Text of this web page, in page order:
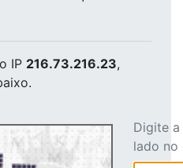
IP 216.73.216.23,
Digite
lado no